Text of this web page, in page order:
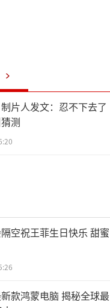
制片人发文：忍不下去了
测
空祝王菲生日快乐 甜蜜
款鸿蒙电脑 揭秘全球最